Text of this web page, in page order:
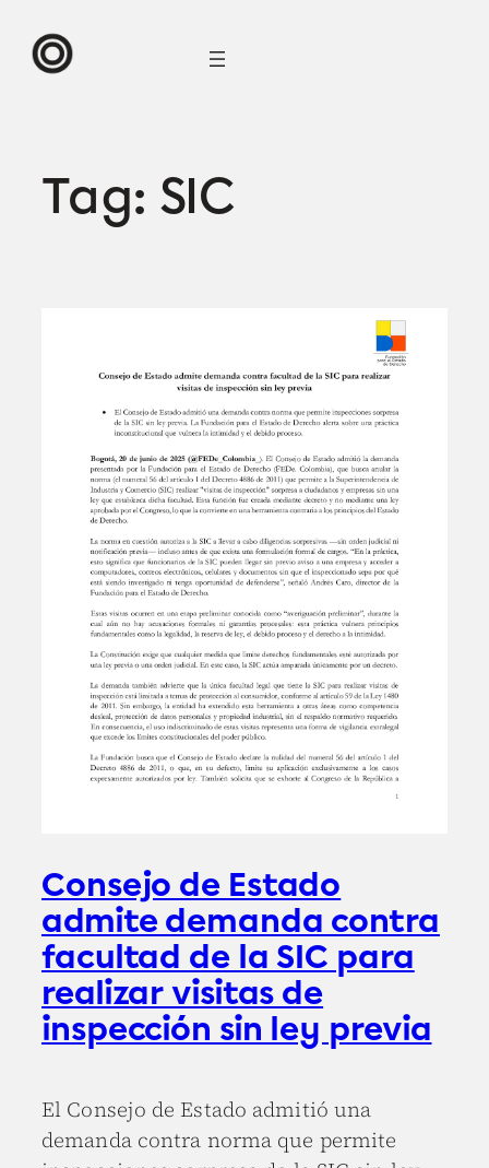
content
Tag: SIC
Consejo de Estado
admite demanda contra
facultad de la SIC para
realizar visitas de
inspección sin ley previa
El Consejo de Estado admitió una
demanda contra norma que permite